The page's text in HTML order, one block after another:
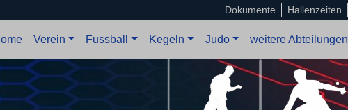
Dokumente Hallenzeiten
Verein Fussball Kegeln Judo weitere Abteilungen